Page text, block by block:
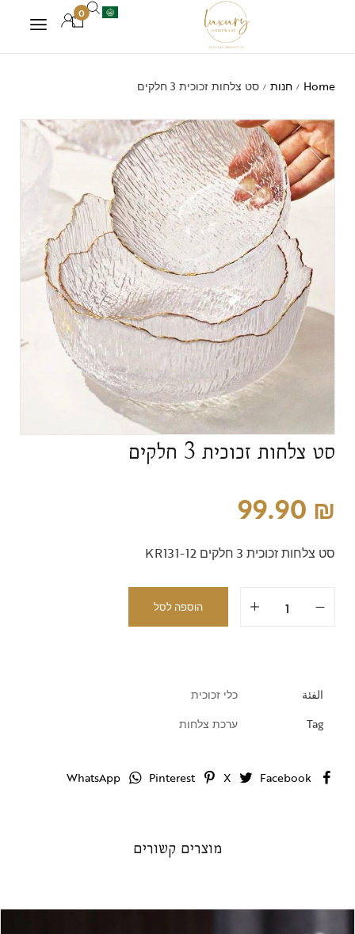
0
Home
/ חנות / סט צלחות זכוכית 3 חלקים
סט צלחות זכוכית 3 חלקים
99.90 ₪
סט צלחות זכוכית 3 חלקים KR131-12
הוספה לסל
الفئة
כלי זכוכית
Tag
ערכת צלחות
Facebook
X
Pinterest
WhatsApp
מוצרים קשורים